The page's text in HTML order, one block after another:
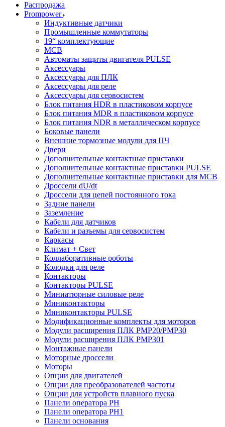
Распродажа
Prompower
Индуктивные датчики
Промышленные коммутаторы
19“ комплектующие
MCB
Автоматы защиты двигателя PULSE
Аксессуары
Аксессуары для ПЛК
Аксессуары для реле
Аксессуары для сервосистем
Блок питания HDR в пластиковом корпусе
Блок питания MDR в пластиковом корпусе
Блок питания NDR в металлическом корпусе
Боковые панели
Внешние тормозные модули для ПЧ
Двери
Дополнительные контактные приставки
Дополнительные контактные приставки PULSE
Дополнительные контактные приставки для MCB
Дроссели dU/dt
Дроссели для цепей постоянного тока
Задние панели
Заземление
Кабели для датчиков
Кабели и разъемы для сервосистем
Каркасы
Климат + Свет
Коллаборативные роботы
Колодки для реле
Контакторы
Контакторы PULSE
Миниатюрные силовые реле
Миниконтакторы
Миниконтакторы PULSE
Модификационные комплекты для моторов
Модули расширения ПЛК PMP20/PMP30
Модули расширения ПЛК PMP301
Монтажные панели
Моторные дроссели
Моторы
Опции для двигателей
Опции для преобразователей частоты
Опции для устройств плавного пуска
Панели оператора PH
Панели оператора PH1
Панели основания